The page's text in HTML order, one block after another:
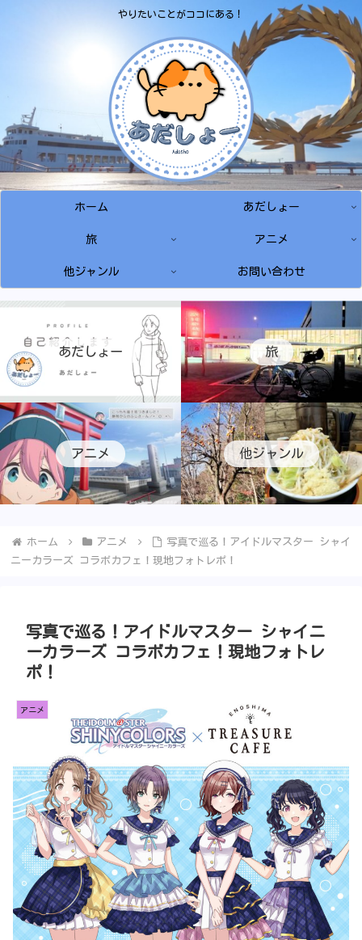
やりたいことがココにある！
ホーム あだしょー
旅 アニメ
他ジャンル お問い合わせ
あだしょー 旅
アニメ 他ジャンル
ホーム アニメ
写真で巡る！アイドルマスター シャイ
ニーカラーズ コラボカフェ！現地フォトレポ！
写真で巡る！アイドルマスター シャイニ
ーカラーズ コラボカフェ！現地フォトレ
ポ！
アニメ